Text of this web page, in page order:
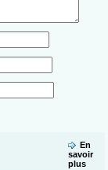
En
savoir
plus